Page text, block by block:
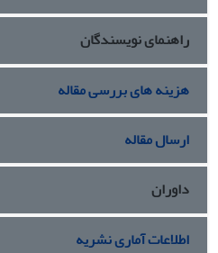
راهنمای نویسندگان
هزینه های بررسی مقاله
ارسال مقاله
داوران
اطلاعات آماری نشریه